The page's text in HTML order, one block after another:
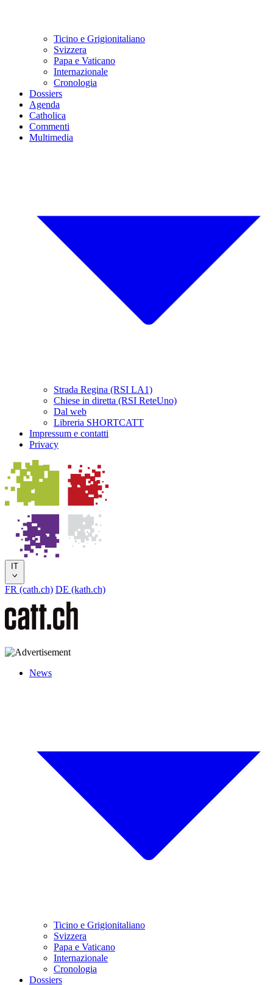
Ticino e Grigionitaliano
Svizzera
Papa e Vaticano
Internazionale
Cronologia
Dossiers
Agenda
Catholica
Commenti
Multimedia
Strada Regina (RSI LA1)
Chiese in diretta (RSI ReteUno)
Dal web
Libreria SHORTCATT
Impressum e contatti
Privacy
IT
FR (cath.ch) DE (kath.ch)
News
Ticino e Grigionitaliano
Svizzera
Papa e Vaticano
Internazionale
Cronologia
Dossiers